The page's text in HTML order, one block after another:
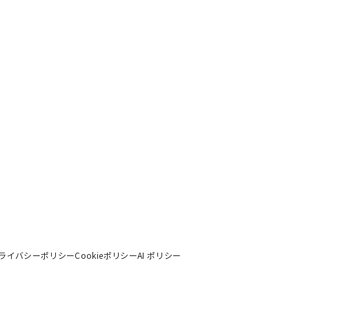
イバシーポリシーCookieポリシーAI ポリシー